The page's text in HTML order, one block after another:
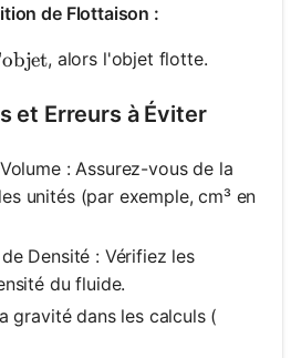
de Flottaison :
de l'objet}
, alors l'objet flotte.
et Erreurs à Éviter
: Assurez-vous de la
unités (par exemple, cm³ en
Densité : Vérifiez les
du fluide.
gravité dans les calculs (